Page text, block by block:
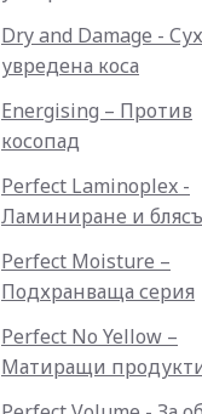
Dry and Damage -
увредена коса
Energising – Против
косопад
Perfect Laminoplex -
Ламиниране и
Perfect Moisture –
Подхранваща серия
Perfect No Yellow –
Матиращи